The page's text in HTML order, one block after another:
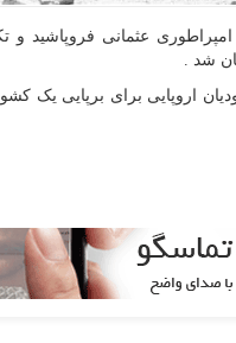
عثمانی فروپاشید و
شد .
اروپایی برای برپایی یک